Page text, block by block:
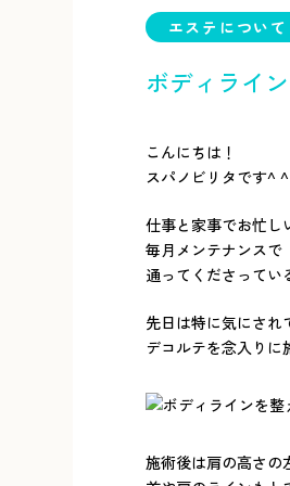
エステについて
ボディライ
こんにちは！
スパノビリタです^ ^
仕事と家事でお忙し
毎月メンテナンスで
通ってくださって
先日は特に気にされ
デコルテを念入りに
施術後は肩の高さの